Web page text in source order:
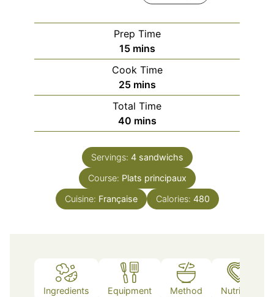
Prep Time
15minutes
mins
Cook Time
25minutes
mins
Total Time
40minutes
mins
Servings: 4 sandwichs
Course: Plats principaux
Cuisine: Française Calories: 480
Ingredients Equipment Method Nutrition